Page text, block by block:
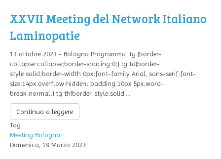
XXVII Meeting del Network Italiano
Laminopatie
13 ottobre 2023 - Bologna Programma .tg {border-
collapse:collapse;border-spacing:0;}.tg td{border-
style:solid;border-width:0px;font-family:Arial, sans-serif;font-
size:14px;overflow:hidden; padding:10px 5px;word-
break:normal;}.tg th{border-style:solid....
Continua a leggere
Tag:
Meeting Bologna
Domenica, 19 Marzo 2023